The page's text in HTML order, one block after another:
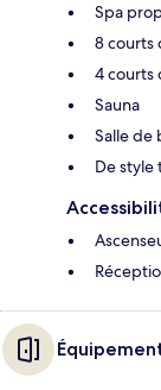
Spa
8 courts
4 courts
Sauna
Salle de
De style